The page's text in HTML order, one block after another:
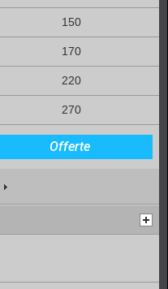
150
170
220
270
Offerte